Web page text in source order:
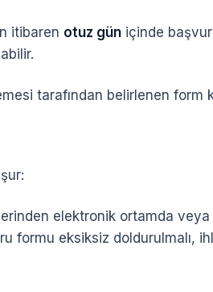
itibaren otuz gün içinde
tarafından belirlenen form
elektronik ortamda
formu eksiksiz doldurulmalı,